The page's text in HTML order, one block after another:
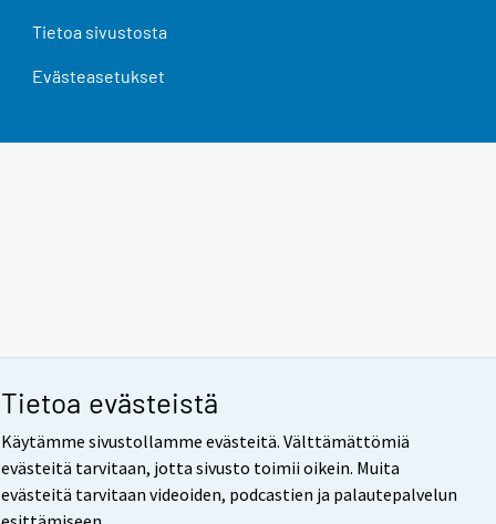
Tietoa evästeistä
Käytämme sivustollamme evästeitä. Välttämättömiä
evästeitä tarvitaan, jotta sivusto toimii oikein. Muita
evästeitä tarvitaan videoiden, podcastien ja palautepalvelun
Tietoa sivustosta
Evästeasetukset